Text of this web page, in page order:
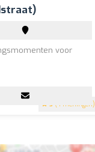
5 (4 meningen)
voor